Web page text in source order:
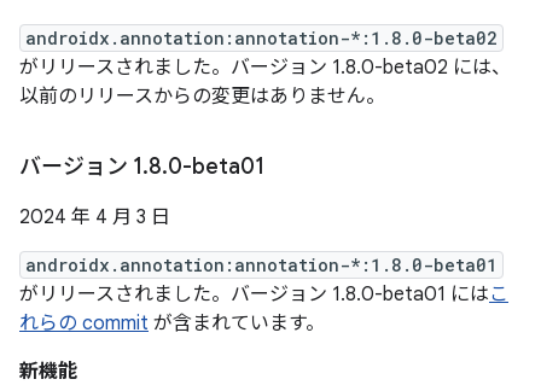
androidx.annotation:annotation-*:1.8.0-beta02
がリリースされました。バージョン 1.8.0-beta02 には、
以前のリリースからの変更はありません。
バージョン 1.8.0-beta01
2024 年 4 月 3 日
androidx.annotation:annotation-*:1.8.0-beta01
がリリースされました。バージョン 1.8.0-beta01 にはこ
れらの commit が含まれています。
新機能